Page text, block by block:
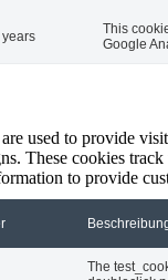
years
This
Google
used to provide
These cookies track
to provide
The